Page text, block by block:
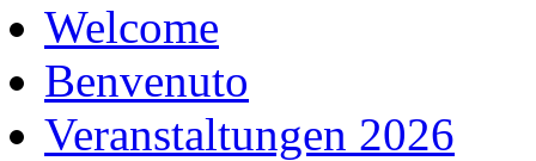
Welcome
Benvenuto
Veranstaltungen 2026